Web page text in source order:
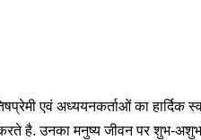
एवं अध्ययनकर्ताओं का
है. उनका मनुष्य जीवन पर शुभ-अशुभ